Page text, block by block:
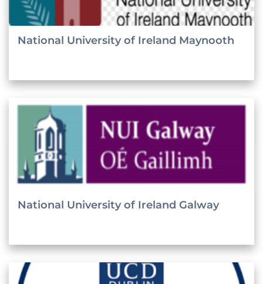
National University of Ireland Maynooth
National University of Ireland Galway